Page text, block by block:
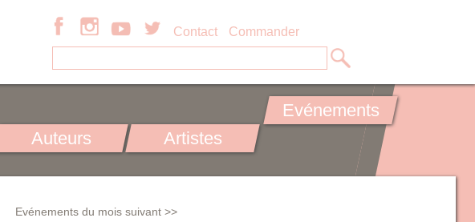
Contact Commander
Auteurs Artistes
Evénements
Evénements du mois suivant >>